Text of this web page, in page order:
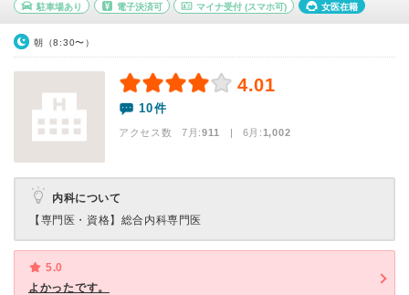
駐車場あり 電子決済可 マイナ受付 (スマホ可) 女医在籍
朝（8:30〜）
4.01
10件
アクセス数 7月:911 | 6月:1,002
内科について
【専門医・資格】 総合内科専門医
5.0
よかったです。